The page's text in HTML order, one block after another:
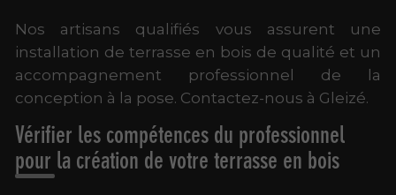
Nos artisans qualifiés vous assurent une
installation de terrasse en bois de qualité et un
accompagnement professionnel de la
conception à la pose. Contactez-nous à Gleizé.
Vérifier les compétences du professionnel
pour la création de votre terrasse en bois